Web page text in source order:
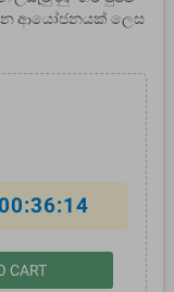
ආයෝජනයක් ලෙස
00:36:14
CART